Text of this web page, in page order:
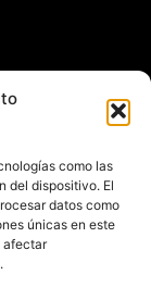
como las
del dispositivo. El
datos como
únicas en este
afectar
14,